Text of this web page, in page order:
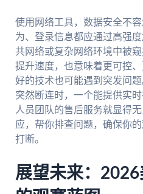
使用网络工具，数据安全不
为、登录信息都应通过高强
共网络或复杂网络环境中被
提升速度，也意味着更可控
好的技术也可能遇到突发问
突然断连时，一个能提供实
人员团队的售后服务就显得
应，帮你排查问题，确保你
打断。
展望未来：